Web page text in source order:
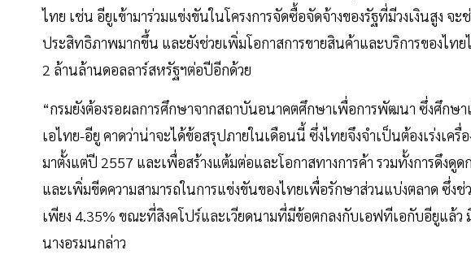
ไทย เช่น อียูเข้ามาร่วมแข่งขันในโครงการจัดซื้อจัดจ้างของรัฐที่มีวงเงินสูง จ
ประสิทธิภาพมากขึ้น และยังช่วยเพิ่มโอกาสการขายสินค้าและบริการของไทย
2 ล้านล้านดอลลาร์สหรัฐฯต่อปีอีกด้วย
“กรมยังต้องรอผลการศึกษาจากสถาบันอนาคตศึกษาเพื่อการพัฒนา ซึ่งศึกษ
เอไทย-อียู คาดว่าน่าจะได้ข้อสรุปภายในเดือนนี้ ซึ่งไทยจึงจำเป็นต้องเร่งเค
มาตั้งแต่ปี 2557 และเพื่อสร้างแต้มต่อและโอกาสทางการค้า รวมทั้งการดึงดู
และเพิ่มขีดความสามารถในการแข่งขันของไทยเพื่อรักษาส่วนแบ่งตลาด ซึ่ง
เพียง 4.35% ขณะที่สิงคโปร์และเวียดนามที่มีข้อตกลงกับเอฟทีเอกับอียูแล้ว
นางอรมนกล่าว